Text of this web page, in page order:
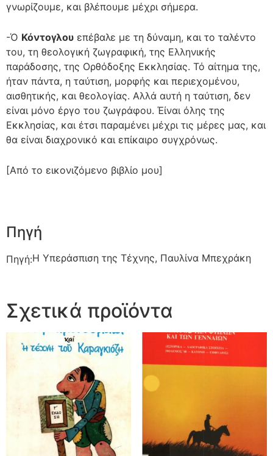
γνωρίζουμε, και βλέπουμε μέχρι σήμερα.
-Ό Κόντογλου επέβαλε με τη δύναμη, και το ταλέντο
του, τη θεολογική ζωγραφική, της Ελληνικής
παράδοσης, της Ορθόδοξης Εκκλησίας. Τό αίτημα της,
ήταν πάντα, η ταύτιση, μορφής και περιεχομένου,
αισθητικής, και θεολογίας. Αλλά αυτή η ταύτιση, δεν
είναι μόνο έργο του ζωγράφου. Έίναι όλης της
Εκκλησίας, και έτσι παραμένει μέχρι τις μέρες μας, και
θα είναι διαχρονικό και επίκαιρο συγχρόνως.
[Από το εικονιζόμενο βιβλίο μου]
Πηγή
Πηγή:Η Υπεράσπιση της Τέχνης, Παυλίνα Μπεχράκη
Σχετικά προϊόντα